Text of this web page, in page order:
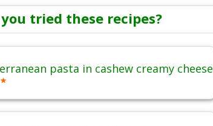
tried these recipes?
pasta in cashew creamy cheese